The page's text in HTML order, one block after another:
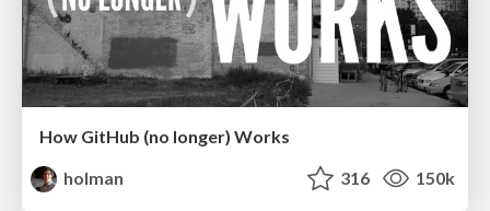
How GitHub (no longer) Works
holman
316 150k